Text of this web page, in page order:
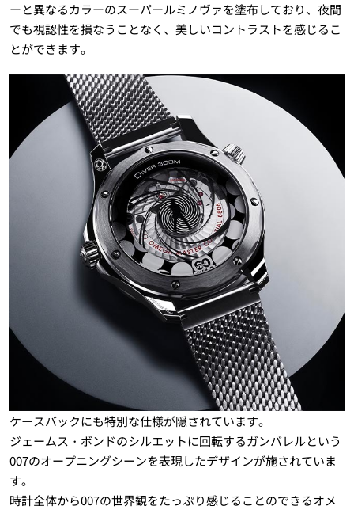
ーと異なるカラーのスーパールミノヴァを塗布しており、夜間
でも視認性を損なうことなく、美しいコントラストを感じるこ
とができます。
ケースバックにも特別な仕様が隠されています。
ジェームス・ボンドのシルエットに回転するガンバレルという
007のオープニングシーンを表現したデザインが施されていま
す。
時計全体から007の世界観をたっぷり感じることのできるオメ